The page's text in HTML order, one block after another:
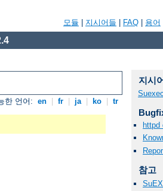
모듈 지시어들 FAQ 용어
한 언어: en fr ja ko tr
지시
httpd
참고